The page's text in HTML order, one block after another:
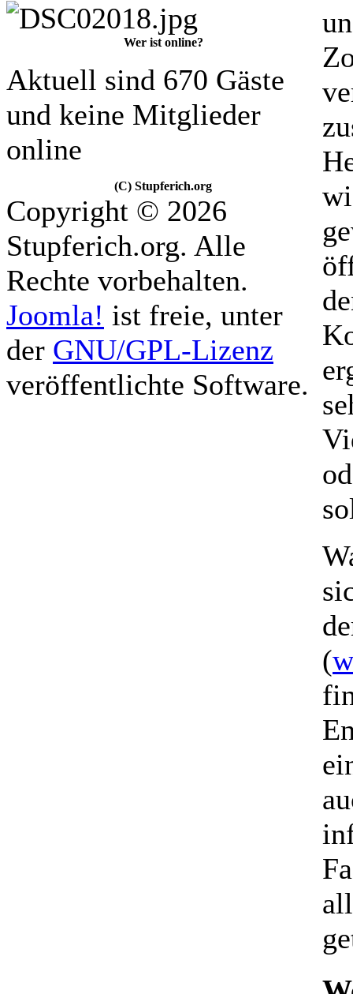
Wer ist online?
Aktuell sind 670 Gäste
und keine Mitglieder
online
(C) Stupferich.org
Copyright © 2026
Stupferich.org. Alle
Rechte vorbehalten.
Joomla! ist freie, unter
der GNU/GPL-Lizenz
veröffentlichte Software.
(